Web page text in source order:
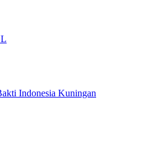
Indonesia Kuningan